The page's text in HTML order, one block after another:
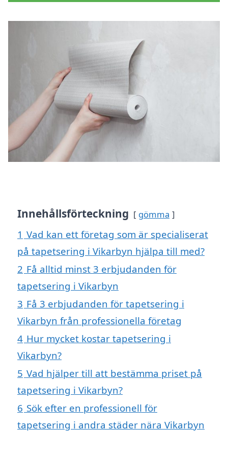
Innehållsförteckning gömma
1 Vad kan ett företag som är specialiserat
på tapetsering i Vikarbyn hjälpa till med?
2 Få alltid minst 3 erbjudanden för
tapetsering i Vikarbyn
3 Få 3 erbjudanden för tapetsering i
Vikarbyn från professionella företag
4 Hur mycket kostar tapetsering i
Vikarbyn?
5 Vad hjälper till att bestämma priset på
tapetsering i Vikarbyn?
6 Sök efter en professionell för
tapetsering i andra städer nära Vikarbyn